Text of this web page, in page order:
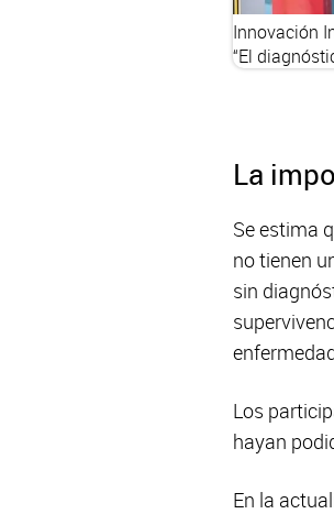
Innovación
“El
La
Se estima
no tienen
sin
Los
hayan
En la